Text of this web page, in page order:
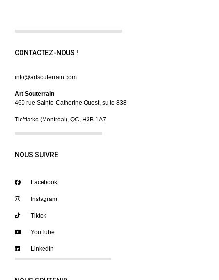
CONTACTEZ-NOUS !
info@artsouterrain.com
Art Souterrain
460 rue Sainte-Catherine Ouest, suite 838
Tio’tia:ke (Montréal), QC, H3B 1A7
NOUS SUIVRE
Facebook
Instagram
Tiktok
YouTube
LinkedIn